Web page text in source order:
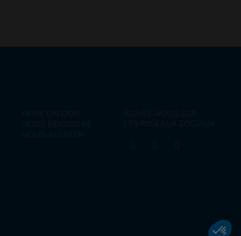
FAIRE UN DON
NOUS REJOINDRE
NOUS ALERTER
SUIVEZ-NOUS SUR
LES RESEAUX SOCIAUX